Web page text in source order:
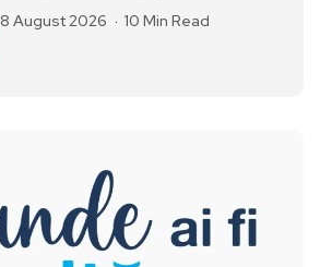
8 August 2026 10 Min Read